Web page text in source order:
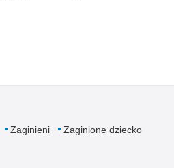
Zaginieni
Zaginione dziecko